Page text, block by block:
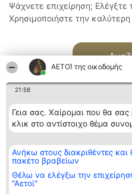
ΑΕΤΟΊ της οικοδομής
21:58
Γεια σας. Χαίρομαι που θα
κλικ στο αντίστοιχο θέμα
Ανήκω στους διακριθέντες
πακέτο βραβείων
Θέλω να ελέγξω την
"Αετοί"
Ψάχνετε επιχείρηση;
Χρησιμοποιήστε την
Διοργανωτής της
κατάταξης
BEAUTIFUL COMPANY
ΤΗΛ. ΕΠΙΚΟΙΝΩΝΙΑΣ:
2104128019
των